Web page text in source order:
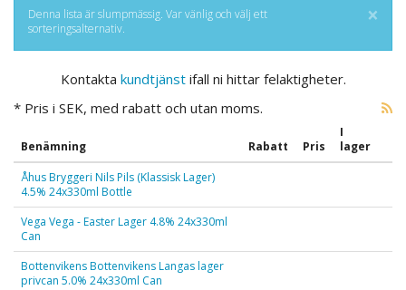
×
Denna lista är slumpmässig. Var vänlig och välj ett
sorteringsalternativ.
Kontakta kundtjänstifall ni hittar felaktigheter.
* Pris i SEK, med rabatt och utan moms.
Benämning Rabatt Pris
I
lager
Åhus Bryggeri Nils Pils (Klassisk Lager)
4.5% 24x330ml Bottle
Vega Vega - Easter Lager 4.8% 24x330ml
Can
Bottenvikens Bottenvikens Langas lager
privcan 5.0% 24x330ml Can